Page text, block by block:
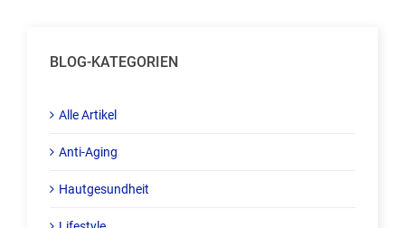
BLOG-KATEGORIEN
Alle Artikel
Anti-Aging
Hautgesundheit